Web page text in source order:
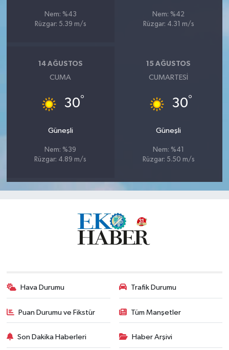
Nem: %43
Rüzgar: 5.39 m/s
Nem: %42
Rüzgar: 4.31 m/s
14 AĞUSTOS
CUMA
30°
Güneşli
Nem: %39
Rüzgar: 4.89 m/s
15 AĞUSTOS
CUMARTESI
30°
Güneşli
Nem: %41
Rüzgar: 5.50 m/s
Hava Durumu Trafik Durumu
Puan Durumu ve Fikstür Tüm Manşetler
Son Dakika Haberleri Haber Arşivi